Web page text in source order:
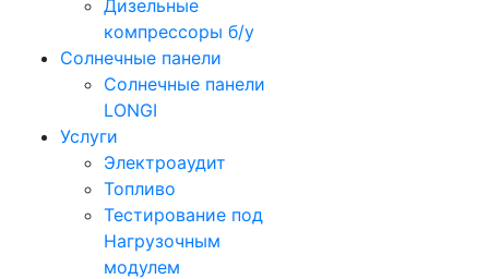
Дизельные
компрессоры б/у
Солнечные панели
Солнечные панели
LONGI
Услуги
Электроаудит
Топливо
Тестирование под
Нагрузочным
модулем